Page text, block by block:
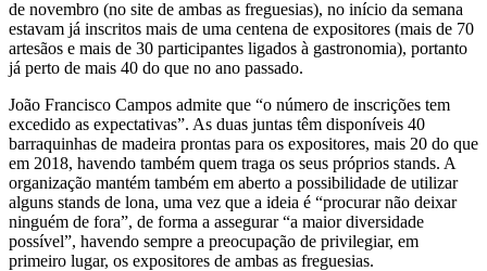
de novembro (no site de ambas as freguesias), no início da semana
estavam já inscritos mais de uma centena de expositores (mais de 70
artesãos e mais de 30 participantes ligados à gastronomia), portanto
já perto de mais 40 do que no ano passado.
João Francisco Campos admite que “o número de inscrições tem
excedido as expectativas”. As duas juntas têm disponíveis 40
barraquinhas de madeira prontas para os expositores, mais 20 do que
em 2018, havendo também quem traga os seus próprios stands. A
organização mantém também em aberto a possibilidade de utilizar
alguns stands de lona, uma vez que a ideia é “procurar não deixar
ninguém de fora”, de forma a assegurar “a maior diversidade
possível”, havendo sempre a preocupação de privilegiar, em
primeiro lugar, os expositores de ambas as freguesias.